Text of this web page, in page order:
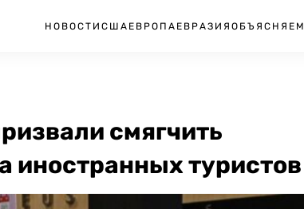
НОВОСТИ США ЕВРОПА ЕВРАЗИЯ ОБЪЯСНЯЕМ
смягчить
иностранных туристов